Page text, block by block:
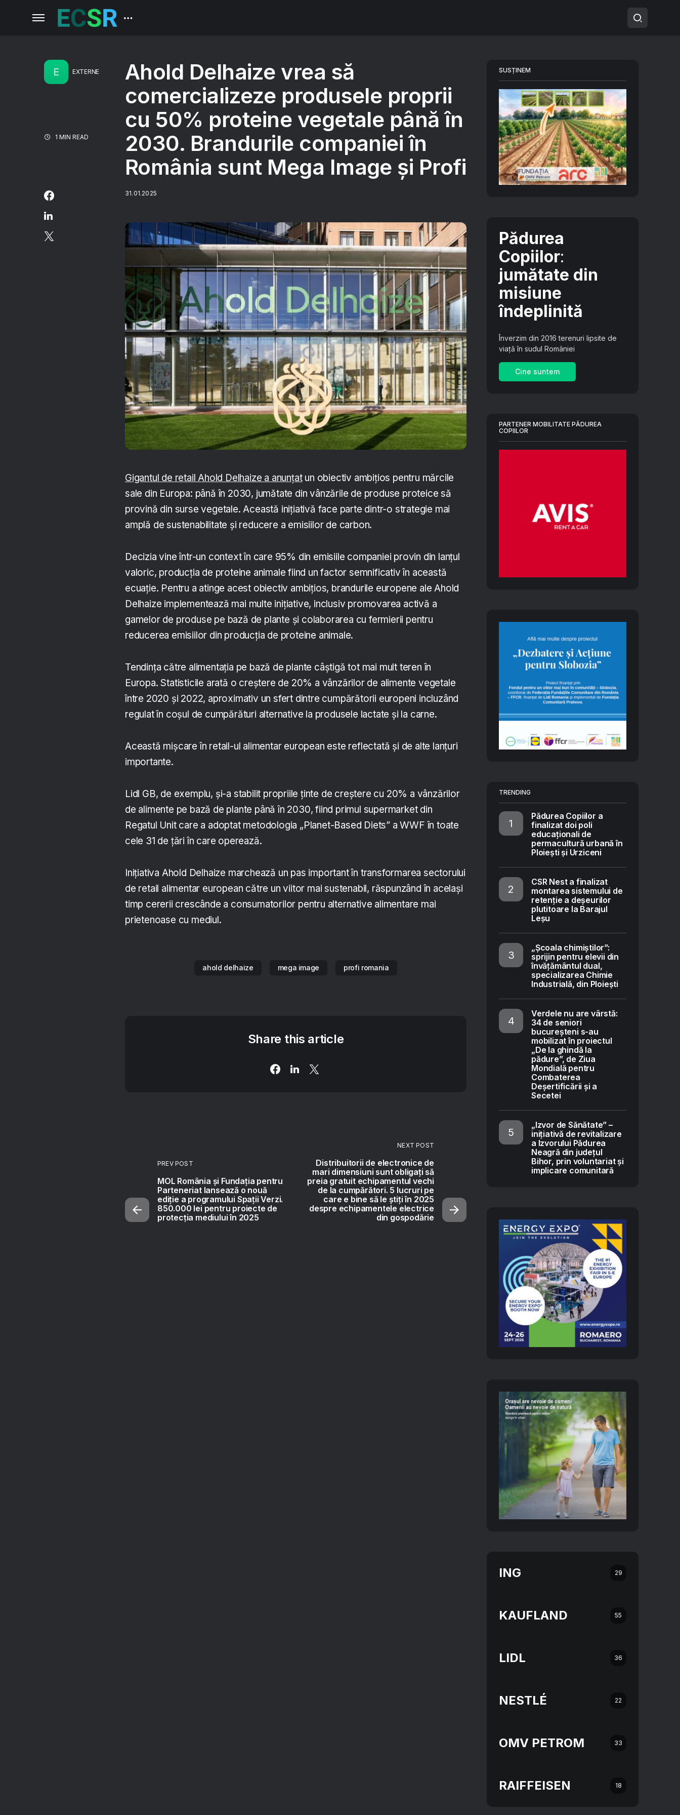
E EXTERNE
1 MIN READ
Ahold Delhaize vrea să
comercializeze produsele proprii
cu 50% proteine vegetale până în
2030. Brandurile companiei în
România sunt Mega Image și Profi
31.01.2025
Gigantul de retail Ahold Delhaize a anunțatun obiectiv ambițios pentru mărcile
sale din Europa: până în 2030, jumătate din vânzările de produse proteice să
provină din surse vegetale. Această inițiativă face parte dintr-o strategie mai
amplă de sustenabilitate și reducere a emisiilor de carbon.
Decizia vine într-un context în care 95% din emisiile companiei provin din lanțul
valoric, producția de proteine animale fiind un factor semnificativ în această
ecuație. Pentru a atinge acest obiectiv ambițios, brandurile europene ale Ahold
Delhaize implementează mai multe inițiative, inclusiv promovarea activă a
gamelor de produse pe bază de plante și colaborarea cu fermierii pentru
reducerea emisiilor din producția de proteine animale.
Tendința către alimentația pe bază de plante câștigă tot mai mult teren în
Europa. Statisticile arată o creștere de 20% a vânzărilor de alimente vegetale
între 2020 și 2022, aproximativ un sfert dintre cumpărătorii europeni incluzând
regulat în coșul de cumpărături alternative la produsele lactate și la carne.
Această mișcare în retail-ul alimentar european este reflectată și de alte lanțuri
importante.
Lidl GB, de exemplu, și-a stabilit propriile ținte de creștere cu 20% a vânzărilor
de alimente pe bază de plante până în 2030, fiind primul supermarket din
Regatul Unit care a adoptat metodologia „Planet-Based Diets” a WWF în toate
cele 31 de țări în care operează.
Inițiativa Ahold Delhaize marchează un pas important în transformarea sectorului
de retail alimentar european către un viitor mai sustenabil, răspunzând în același
timp cererii crescânde a consumatorilor pentru alternative alimentare mai
prietenoase cu mediul.
ahold delhaize mega image profi romania
Share this article
PREV POST
MOL România și Fundația pentru
Parteneriat lansează o nouă
ediție a programului Spații Verzi.
850.000 lei pentru proiecte de
protecția mediului în 2025
NEXT POST
Distribuitorii de electronice de
mari dimensiuni sunt obligați să
preia gratuit echipamentul vechi
de la cumpărători. 5 lucruri pe
care e bine să le știți în 2025
despre echipamentele electrice
din gospodărie
SUSȚINEM
Pădurea
Copiilor:
jumătate din
misiune
îndeplinită
Înverzim din 2016 terenuri lipsite de
viață în sudul României
Cine suntem
PARTENER MOBILITATE PĂDUREA
COPIILOR
TRENDING
Pădurea Copiilor a
finalizat doi poli
educaționali de
permacultură urbană în
Ploiești și Urziceni
CSR Nest a finalizat
montarea sistemului de
retenție a deșeurilor
plutitoare la Barajul
Leșu
„Școala chimiștilor”:
sprijin pentru elevii din
învățământul dual,
specializarea Chimie
Industrială, din Ploiești
Verdele nu are vârstă:
34 de seniori
bucureșteni s-au
mobilizat în proiectul
„De la ghindă la
pădure”, de Ziua
Mondială pentru
Combaterea
Deșertificării și a
Secetei
„Izvor de Sănătate” –
inițiativă de revitalizare
a Izvorului Pădurea
Neagră din județul
Bihor, prin voluntariat și
implicare comunitară
ING 29
KAUFLAND 55
LIDL 36
NESTLÉ 22
OMV PETROM 33
RAIFFEISEN 18